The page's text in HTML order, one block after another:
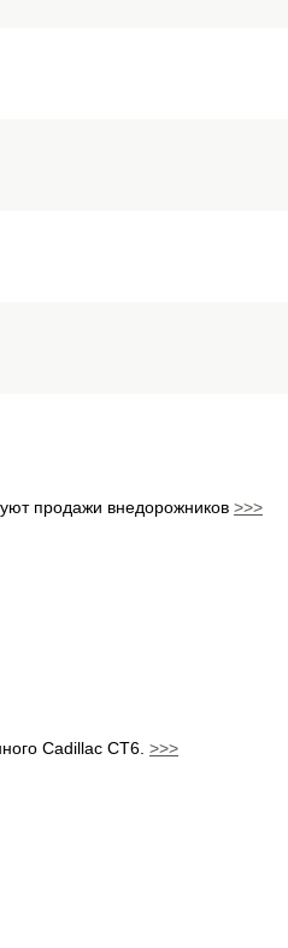
продажи внедорожников >>>
Cadillac CT6. >>>